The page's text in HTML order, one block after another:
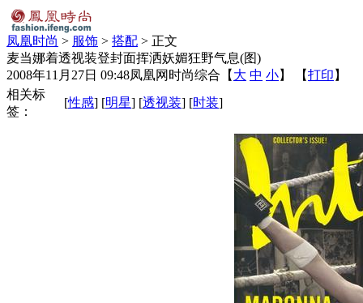
凤凰时尚 > 服饰 > 搭配 > 正文
麦当娜着透视装登封面挥洒妖媚狂野气息(图)
2008年11月27日 09:48凤凰网时尚综合 【 大 中 小】 【打印 】
相关标
签：
[性感] [明星] [透视装] [时装]